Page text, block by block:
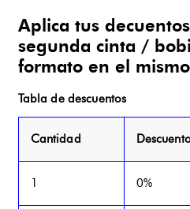
Aplica tus
segunda cinta /
formato en el
Tabla de descuentos
Cantidad
1 0%